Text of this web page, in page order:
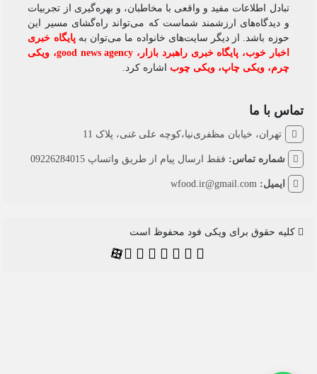
تبادل اطلاعات مفید و واقعی با مخاطبان، و بهره‌گیری از تجربیات
و دیدگاه‌های ارزشمند شماست که می‌تواند راه‌گشای مسیر این
حوزه باشد. از دیگر سایت‌های خانواده ما می‌توان بهپایگاه خبری
اخبار خوب،پایگاه خبری راهبرد بازار ،good news agency،ویکی
چرم،ویکی چاپ،ویکی چوباشاره کرد.
تماس با ما
تهران، خیابان مظفری‌نیا،کوچه علی غنی، پلاک 11
شماره تماس:فقط ارسال پیام از طریق واتساپ 09226284015
ایمیل:wfood.ir@gmail.com
کلیه حقوق برای ویکی فود محفوظ است